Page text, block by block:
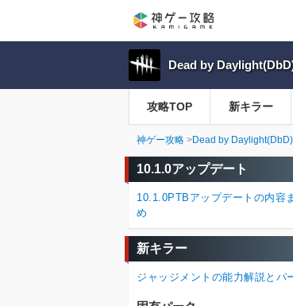
Dead by
攻略TOP 新キラー
神ゲー攻略 Dead by
10.1.0アップデート
10.1.0PTBアップデートの内容
め
新キラー
ジャッジメントの能力解説とパ